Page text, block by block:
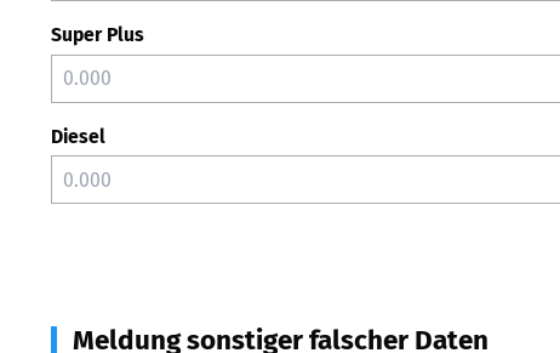
Super Plus
Diesel
Meldung sonstiger falscher Daten